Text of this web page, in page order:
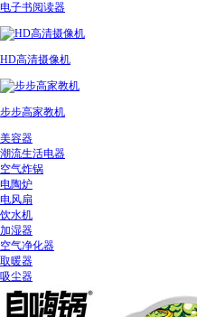
电子书阅读器
HD高清摄像机
步步高家教机
美容器
潮流生活电器
空气炸锅
电陶炉
电风扇
饮水机
加湿器
空气净化器
取暖器
吸尘器